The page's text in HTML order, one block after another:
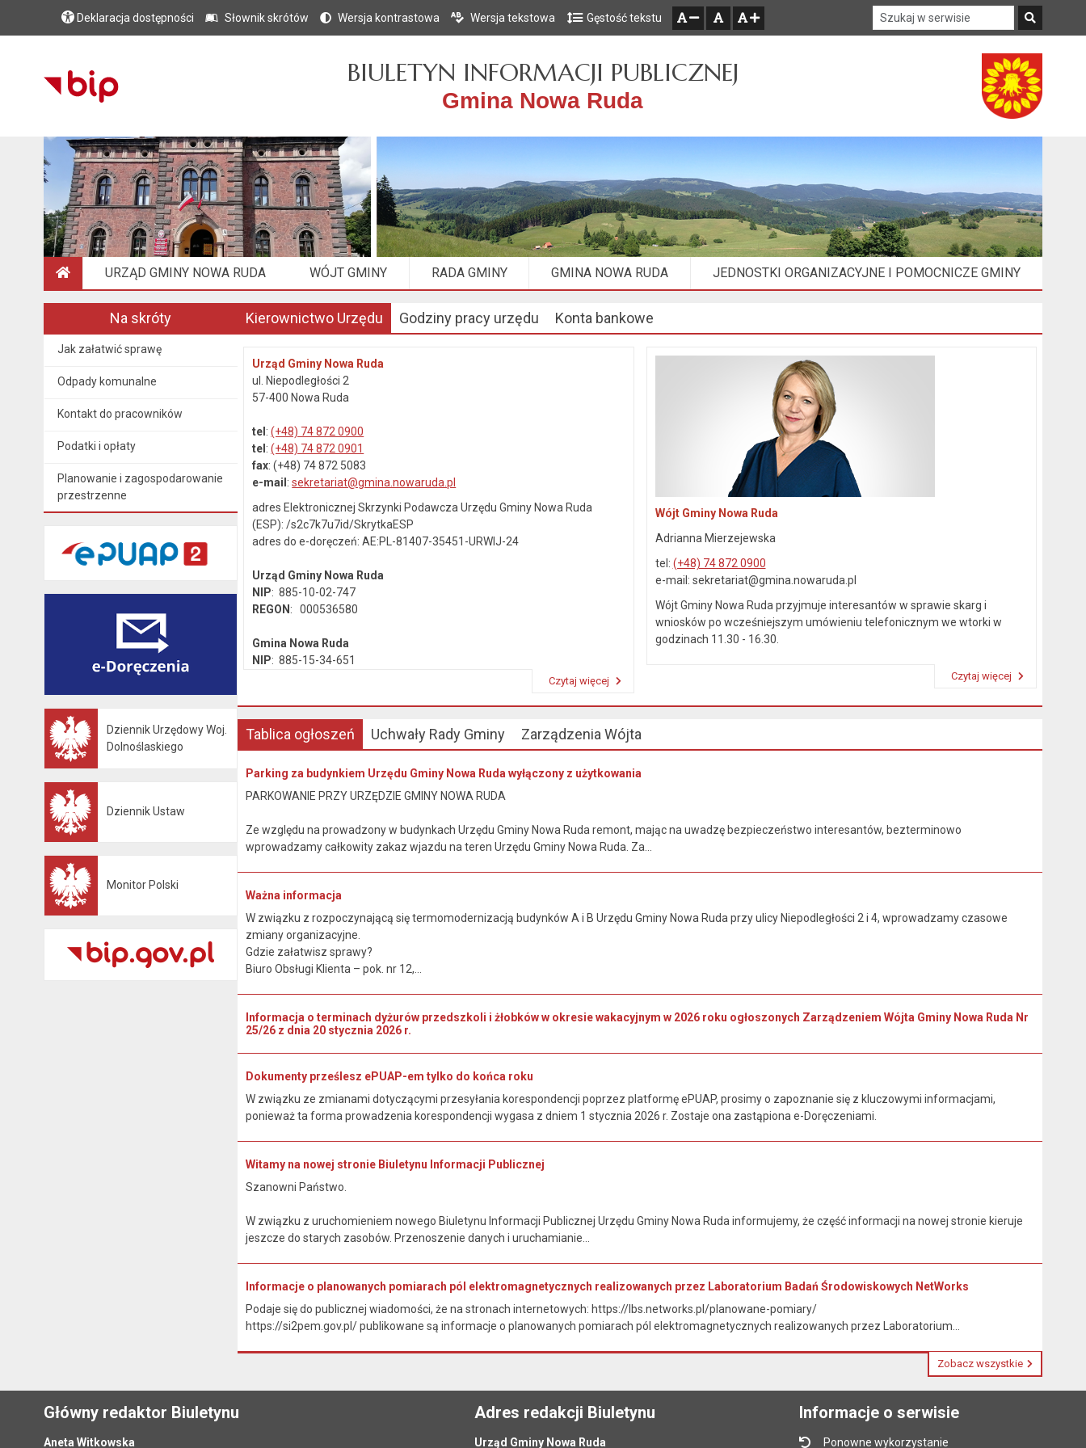
Przejdź do głównego menu
Przejdź do treści
Przejdź do mapy serwisu
Deklaracja dostępności Słownik skrótów Wersja kontrastowa Wersja tekstowa Gęstość tekstu
BIULETYN INFORMACJI PUBLICZNEJ
Gmina Nowa Ruda
URZĄD GMINY NOWA RUDA WÓJT GMINY RADA GMINY GMINA NOWA RUDA JEDNOSTKI ORGANIZACYJNE I POMOCNICZE GMINY
Na skróty
Jak załatwić sprawę
Odpady komunalne
Kontakt do pracowników
Podatki i opłaty
Planowanie i zagospodarowanie
przestrzenne
Dziennik Urzędowy Woj.
Dolnoślaskiego
Dziennik Ustaw
Monitor Polski
Kierownictwo Urzędu Godziny pracy urzędu Konta bankowe
Urząd Gminy Nowa Ruda
ul. Niepodległości 2
57-400 Nowa Ruda
tel :(+48) 74 872 0900
tel :(+48) 74 872 0901
fax: (+48) 74 872 5083
e-mail :sekretariat@gmina.nowaruda.pl
adres Elektronicznej Skrzynki Podawcza Urzędu Gminy Nowa Ruda
(ESP): /s2c7k7u7id/SkrytkaESP
adres do e-doręczeń: AE:PL-81407-35451-URWIJ-24
Urząd Gminy Nowa Ruda
NIP: 885-10-02-747
REGON : 000536580
Gmina Nowa Ruda
NIP: 885-15-34-651
Czytaj więcej
Wójt Gminy Nowa Ruda
Adrianna Mierzejewska
tel: (+48) 74 872 0900
e-mail: sekretariat@gmina.nowaruda.pl
Wójt Gminy Nowa Ruda przyjmuje interesantów w sprawie skarg i
wniosków po wcześniejszym umówieniu telefonicznym we wtorki w
godzinach 11.30 - 16.30.
Czytaj więcej
Tablica ogłoszeń Uchwały Rady Gminy Zarządzenia Wójta
Parking za budynkiem Urzędu Gminy Nowa Ruda wyłączony z użytkowania
PARKOWANIE PRZY URZĘDZIE GMINY NOWA RUDA
Ze względu na prowadzony w budynkach Urzędu Gminy Nowa Ruda remont, mając na uwadzę bezpieczeństwo interesantów, bezterminowo
wprowadzamy całkowity zakaz wjazdu na teren Urzędu Gminy Nowa Ruda. Za...
Ważna informacja
W związku z rozpoczynającą się termomodernizacją budynków A i B Urzędu Gminy Nowa Ruda przy ulicy Niepodległości 2 i 4, wprowadzamy czasowe
zmiany organizacyjne.
Gdzie załatwisz sprawy?
Biuro Obsługi Klienta – pok. nr 12,...
Informacja o terminach dyżurów przedszkoli i żłobków w okresie wakacyjnym w 2026 roku ogłoszonych Zarządzeniem Wójta Gminy Nowa Ruda Nr
25/26 z dnia 20 stycznia 2026 r.
Dokumenty prześlesz ePUAP-em tylko do końca roku
W związku ze zmianami dotyczącymi przesyłania korespondencji poprzez platformę ePUAP, prosimy o zapoznanie się z kluczowymi informacjami,
ponieważ ta forma prowadzenia korespondencji wygasa z dniem 1 stycznia 2026 r. Zostaje ona zastąpiona e-Doręczeniami.
Witamy na nowej stronie Biuletynu Informacji Publicznej
Szanowni Państwo.
W związku z uruchomieniem nowego Biuletynu Informacji Publicznej Urzędu Gminy Nowa Ruda informujemy, że część informacji na nowej stronie kieruje
jeszcze do starych zasobów. Przenoszenie danych i uruchamianie...
Informacje o planowanych pomiarach pól elektromagnetycznych realizowanych przez Laboratorium Badań Środowiskowych NetWorks
Podaje się do publicznej wiadomości, że na stronach internetowych: https://lbs.networks.pl/planowane-pomiary/
https://si2pem.gov.pl/ publikowane są informacje o planowanych pomiarach pól elektromagnetycznych realizowanych przez Laboratorium...
Zobacz wszystkie
Główny redaktor Biuletynu
Aneta Witkowska
Adres redakcji Biuletynu
Urząd Gminy Nowa Ruda
Informacje o serwisie
Ponowne wykorzystanie